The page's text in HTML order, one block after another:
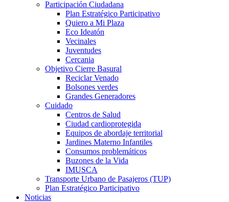
Participación Ciudadana
Plan Estratégico Participativo
Quiero a Mi Plaza
Eco Ideatón
Vecinales
Juventudes
Cercania
Objetivo Cierre Basural
Reciclar Venado
Bolsones verdes
Grandes Generadores
Cuidado
Centros de Salud
Ciudad cardioprotegida
Equipos de abordaje territorial
Jardines Materno Infantiles
Consumos problemáticos
Buzones de la Vida
IMUSCA
Transporte Urbano de Pasajeros (TUP)
Plan Estratégico Participativo
Noticias